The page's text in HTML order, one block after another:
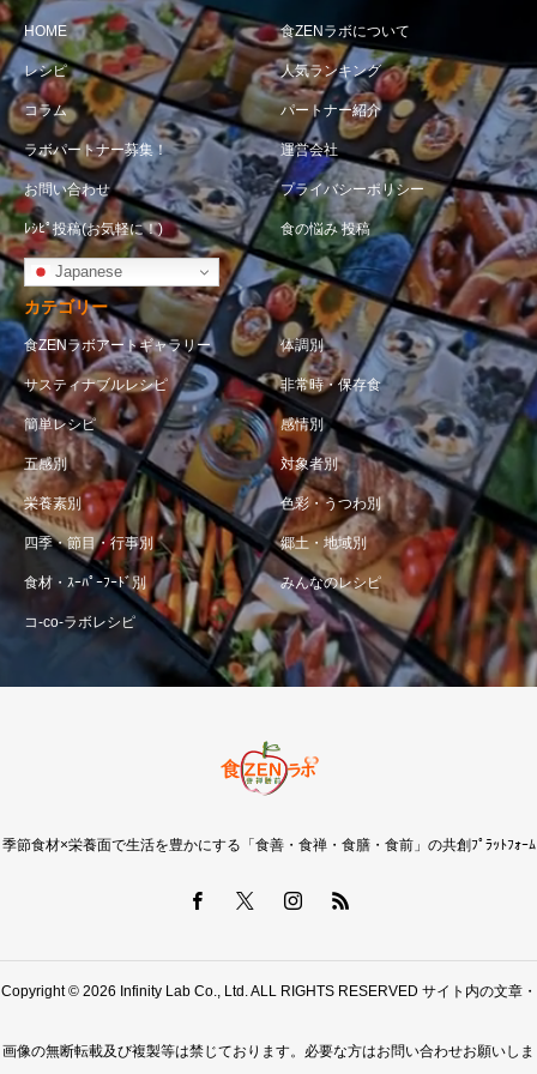
HOME 食ZENラボについて
レシピ 人気ランキング
コラム パートナー紹介
ラボパートナー募集！ 運営会社
お問い合わせ プライバシーポリシー
ﾚｼﾋﾟ投稿(お気軽に！) 食の悩み 投稿
Japanese
カテゴリー
食ZENラボアートギャラリー 体調別
サスティナブルレシピ 非常時・保存食
簡単レシピ 感情別
五感別 対象者別
栄養素別 色彩・うつわ別
四季・節目・行事別 郷土・地域別
食材・ｽｰﾊﾟｰﾌｰﾄﾞ別 みんなのレシピ
コ-co-ラボレシピ
季節食材×栄養面で生活を豊かにする「食善・食禅・食膳・食前」の共創ﾌﾟﾗｯﾄﾌｫｰﾑ
Copyright © 2026 Infinity Lab Co., Ltd. ALL RIGHTS RESERVED サイト内の文章・
画像の無断転載及び複製等は禁じております。必要な方はお問い合わせお願いしま